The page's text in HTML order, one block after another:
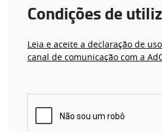
Condições de
Leia e aceite a declaração de
canal de comunicação com a